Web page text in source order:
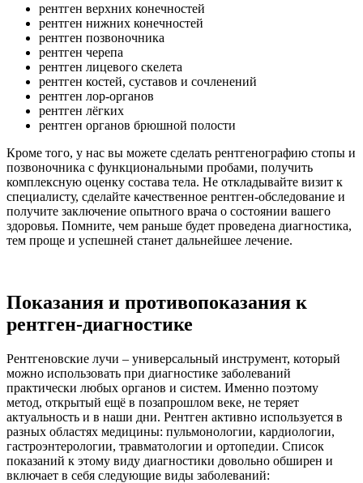
рентген верхних конечностей
рентген нижних конечностей
рентген позвоночника
рентген черепа
рентген лицевого скелета
рентген костей, суставов и сочленений
рентген лор-органов
рентген лёгких
рентген органов брюшной полости
Кроме того, у нас вы можете сделать рентгенографию стопы и
позвоночника с функциональными пробами, получить
комплексную оценку состава тела. Не откладывайте визит к
специалисту, сделайте качественное рентген-обследование и
получите заключение опытного врача о состоянии вашего
здоровья. Помните, чем раньше будет проведена диагностика,
тем проще и успешней станет дальнейшее лечение.
Показания и противопоказания к
рентген-диагностике
Рентгеновские лучи – универсальный инструмент, который
можно использовать при диагностике заболеваний
практически любых органов и систем. Именно поэтому
метод, открытый ещё в позапрошлом веке, не теряет
актуальность и в наши дни. Рентген активно используется в
разных областях медицины: пульмонологии, кардиологии,
гастроэнтерологии, травматологии и ортопедии. Список
показаний к этому виду диагностики довольно обширен и
включает в себя следующие виды заболеваний: